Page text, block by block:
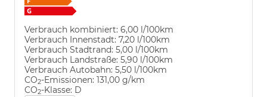
Verbrauch kombiniert: 6,00 l/100km
Verbrauch Innenstadt: 7,20 l/100km
Verbrauch Stadtrand: 5,00 l/100km
Verbrauch Landstraße: 5,90 l/100km
Verbrauch Autobahn: 5,50 l/100km
CO2-Emissionen: 131,00 g/km
CO2-Klasse: D